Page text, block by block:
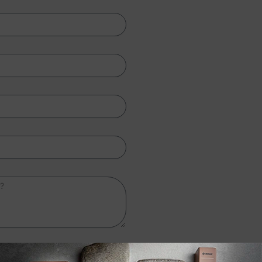
di cui al punto C1 dellaprivacy